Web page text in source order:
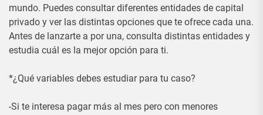
mundo. Puedes consultar diferentes entidades de capital
privado y ver las distintas opciones que te ofrece cada una.
Antes de lanzarte a por una, consulta distintas entidades y
estudia cuál es la mejor opción para ti.
*¿Qué variables debes estudiar para tu caso?
-Si te interesa pagar más al mes pero con menores